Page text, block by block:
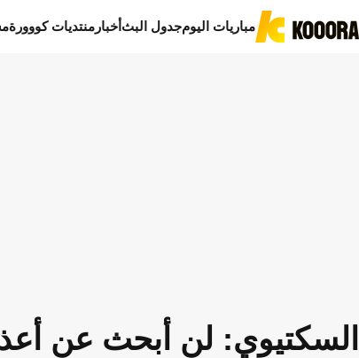
مباريات اليومجدول البثأخبار منتديات كووورة
السكتيوي: لن أبحث عن